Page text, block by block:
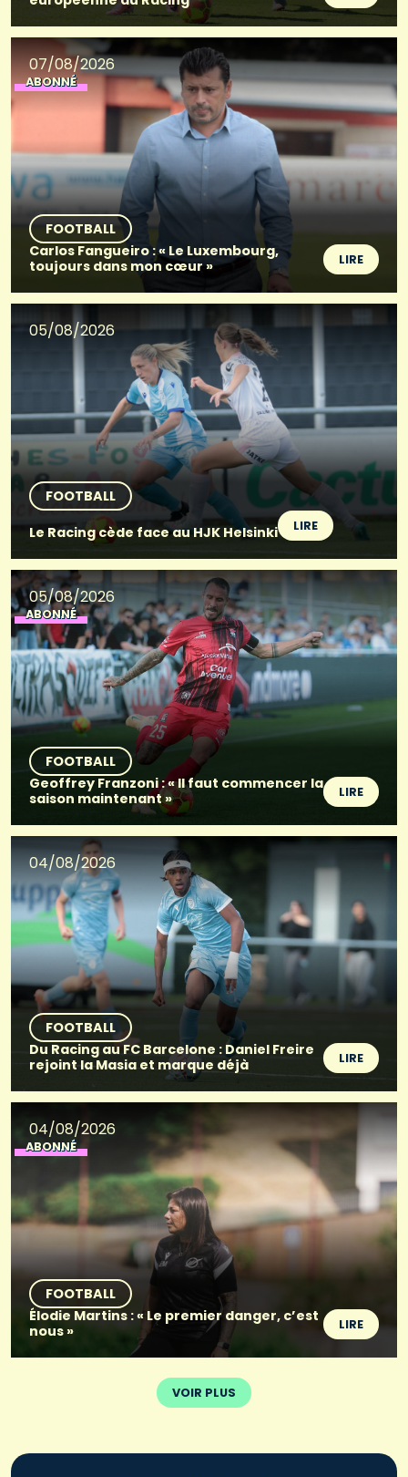
07/08/2026
ABONNÉ
FOOTBALL
Carlos Fangueiro : « Le Luxembourg,
toujours dans mon cœur »
LIRE
05/08/2026
FOOTBALL
Le Racing cède face au HJK Helsinki
LIRE
05/08/2026
ABONNÉ
FOOTBALL
Geoffrey Franzoni : « Il faut commencer la
saison maintenant »
LIRE
04/08/2026
FOOTBALL
Du Racing au FC Barcelone : Daniel Freire
rejoint la Masia et marque déjà
LIRE
04/08/2026
ABONNÉ
FOOTBALL
Élodie Martins : « Le premier danger, c’est
nous »
LIRE
VOIR PLUS